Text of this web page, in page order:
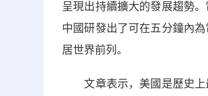
呈現出持續擴大的發展趨勢
中國研發出了可在五分鐘內
居世界前列。
文章表示，美國是歷史上